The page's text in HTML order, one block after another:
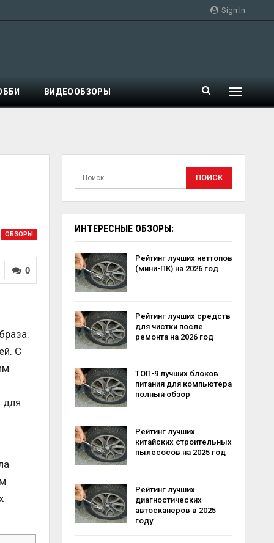
Sign In
ВИДЕООБЗОРЫ
ОБЗОРЫ
0
С
для
ИНТЕРЕСНЫЕ ОБЗОРЫ:
Рейтинг лучших неттопов
(мини-ПК) на 2026 год
Рейтинг лучших средств
для чистки после
ремонта на 2026 год
ТОП-9 лучших блоков
питания для компьютера
полный обзор
Рейтинг лучших
китайских строительных
пылесосов на 2025 год
Рейтинг лучших
диагностических
автосканеров в 2025
году